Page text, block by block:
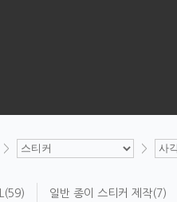
> >
(59) 일반 종이 스티커 제작(7)